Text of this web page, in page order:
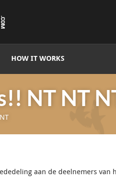
HOW IT WORKS
NT NT
aan de deelnemers van